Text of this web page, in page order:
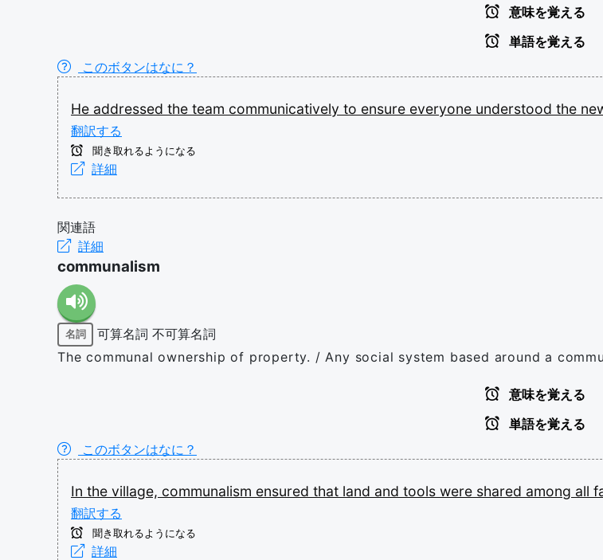
意味を覚える
単語を覚える
このボタンはなに？
He addressed the team communicatively to ensure everyone understood the
翻訳する
聞き取れるようになる
詳細
関連語
詳細
communalism
名詞 可算名詞 不可算名詞
The communal ownership of property. / Any social system based around a
意味を覚える
単語を覚える
このボタンはなに？
In the village, communalism ensured that land and tools were shared among all
翻訳する
聞き取れるようになる
詳細